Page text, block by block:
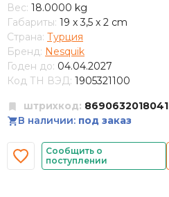
Вес: 18.0000 kg
Габариты: 19 x 3,5 x 2 cm
Страна: Турция
Бренд: Nesquik
Годен до: 04.04.2027
Код ТН ВЭД: 1905321100
штрихкод: 8690632018041
В наличии: под заказ
Сообщить о
поступлении